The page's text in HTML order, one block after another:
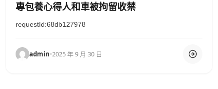
專包養心得人和車被拘留收禁
requestId:68db127978
admin•2025 年 9 月 30 日